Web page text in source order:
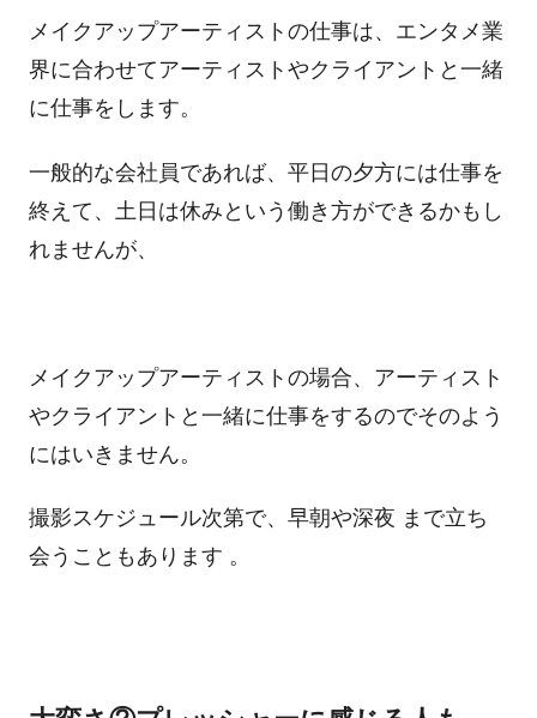
メイクアップアーティストの仕事は、エンタメ業
界に合わせてアーティストやクライアントと一緒
に仕事をします。
一般的な会社員であれば、平日の夕方には仕事を
終えて、土日は休みという働き方ができるかもし
れませんが、
メイクアップアーティストの場合、アーティスト
やクライアントと一緒に仕事をするのでそのよう
にはいきません。
撮影スケジュール次第で、早朝や深夜 まで立ち
会うこともあります 。